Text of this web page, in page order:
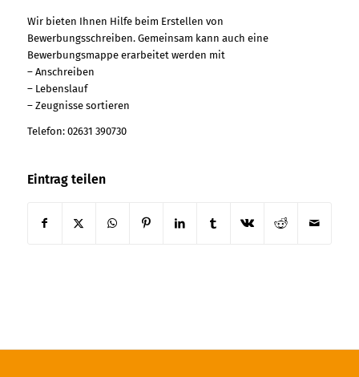
Wir bieten Ihnen Hilfe beim Erstellen von
Bewerbungsschreiben. Gemeinsam kann auch eine
Bewerbungsmappe erarbeitet werden mit
– Anschreiben
– Lebenslauf
– Zeugnisse sortieren
Telefon: 02631 390730
Eintrag teilen